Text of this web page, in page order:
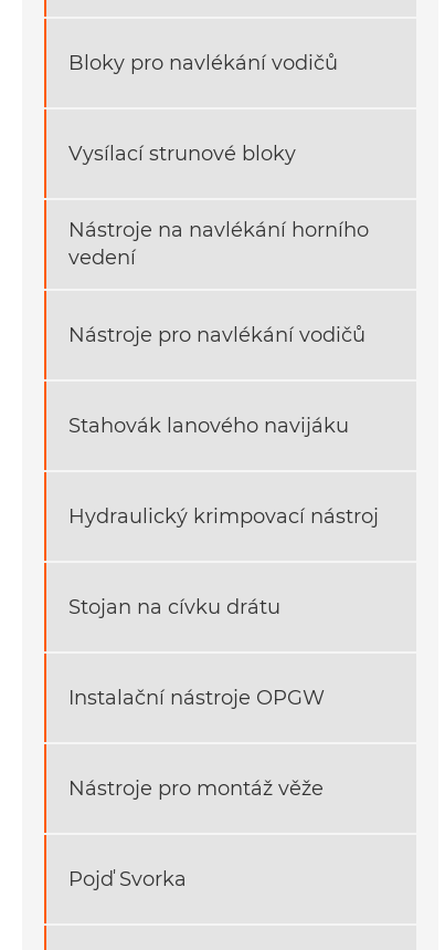
Bloky pro navlékání vodičů
Vysílací strunové bloky
Nástroje na navlékání horního
vedení
Nástroje pro navlékání vodičů
Stahovák lanového navijáku
Hydraulický krimpovací nástroj
Stojan na cívku drátu
Instalační nástroje OPGW
Nástroje pro montáž věže
Pojď Svorka